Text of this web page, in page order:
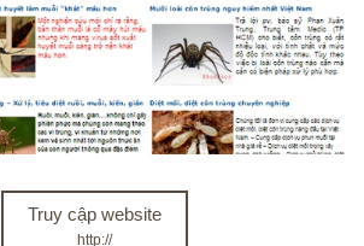
Truy cập website
http://